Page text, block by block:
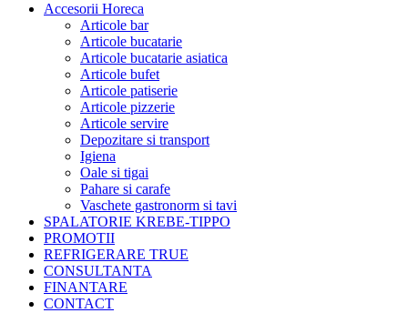
Accesorii Horeca
Articole bar
Articole bucatarie
Articole bucatarie asiatica
Articole bufet
Articole patiserie
Articole pizzerie
Articole servire
Depozitare si transport
Igiena
Oale si tigai
Pahare si carafe
Vaschete gastronorm si tavi
SPALATORIE KREBE-TIPPO
PROMOTII
REFRIGERARE TRUE
CONSULTANTA
FINANTARE
CONTACT